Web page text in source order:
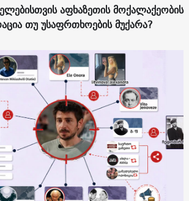
აფხაზეთის მოქალაქეობის
თუ უსაფრთხოების მუქარა?